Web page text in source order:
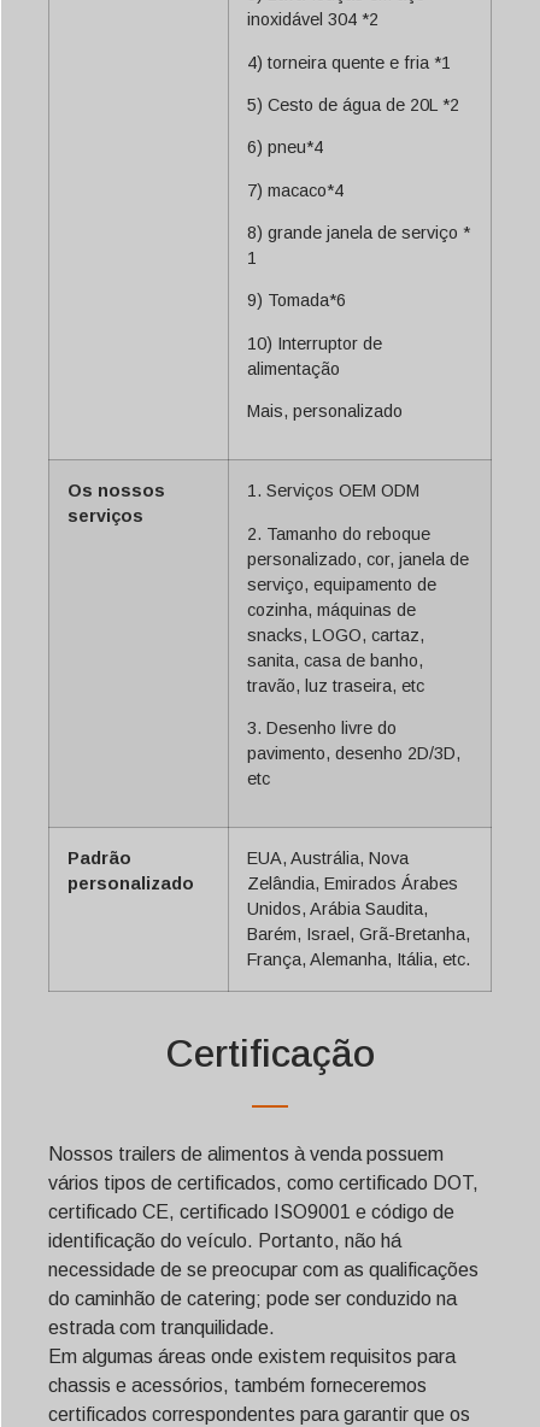
inoxidável 304 *2
4) torneira quente e fria *1
5) Cesto de água de 20L *2
6) pneu*4
7) macaco*4
8) grande janela de serviço *
1
9) Tomada*6
10) Interruptor de
alimentação
Mais, personalizado
Os nossos
serviços
1. Serviços OEM ODM
2. Tamanho do reboque
personalizado, cor, janela de
serviço, equipamento de
cozinha, máquinas de
snacks, LOGO, cartaz,
sanita, casa de banho,
travão, luz traseira, etc
3. Desenho livre do
pavimento, desenho 2D/3D,
etc
Padrão
personalizado
EUA, Austrália, Nova
Zelândia, Emirados Árabes
Unidos, Arábia Saudita,
Barém, Israel, Grã-Bretanha,
França, Alemanha, Itália, etc.
Certificação
Nossos trailers de alimentos à venda possuem
vários tipos de certificados, como certificado DOT,
certificado CE, certificado ISO9001 e código de
identificação do veículo. Portanto, não há
necessidade de se preocupar com as qualificações
do caminhão de catering; pode ser conduzido na
estrada com tranquilidade.
Em algumas áreas onde existem requisitos para
chassis e acessórios, também forneceremos
certificados correspondentes para garantir que os